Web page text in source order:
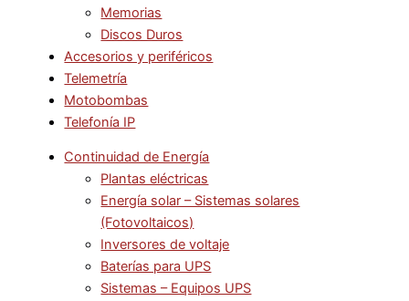
Memorias
Discos Duros
Accesorios y periféricos
Telemetría
Motobombas
Telefonía IP
Continuidad de Energía
Plantas eléctricas
Energía solar – Sistemas solares
(Fotovoltaicos)
Inversores de voltaje
Baterías para UPS
Sistemas – Equipos UPS